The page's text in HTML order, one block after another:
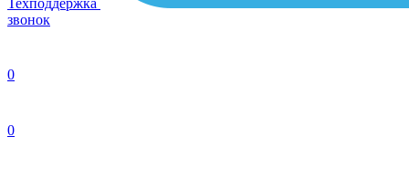
Техподдержка
звонок
0
0